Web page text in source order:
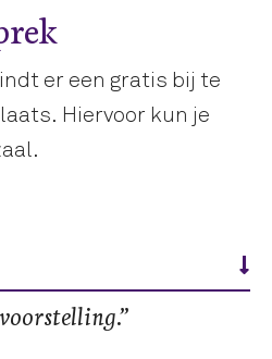
er een gratis bij te
Hiervoor kun je